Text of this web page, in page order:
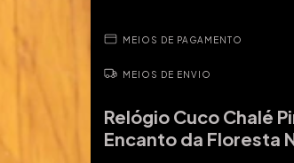
MEIOS DE PAGAMENTO
MEIOS DE ENVIO
Relógio Cuco Chalé
Encanto da Floresta